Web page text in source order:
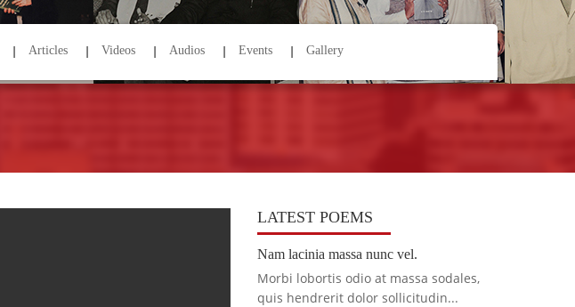
Articles Videos Audios Events Gallery
LATEST POEMS
Nam lacinia massa nunc vel.
Morbi lobortis odio at massa sodales,
quis hendrerit dolor sollicitudin...